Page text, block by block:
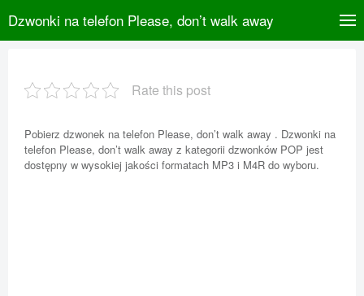
Dzwonki na telefon Please, don’t walk away
Rate this post
Pobierz dzwonek na telefon Please, don’t walk away . Dzwonki na
telefon Please, don’t walk away z kategorii dzwonków POP jest
dostępny w wysokiej jakości formatach MP3 i M4R do wyboru.